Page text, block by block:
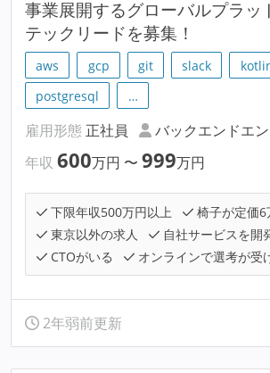
事業展開するグローバルプラッ
テックリードを募集！
aws gcp git slack
postgresql
…
雇用形態 正社員 バックエンドエ
年収 600万円 〜 999万円
下限年収500万円以上
椅子が定価6
東京以外の求人
自社サービスを開
CTOがいる
オンラインで選考が受
2年弱前更新